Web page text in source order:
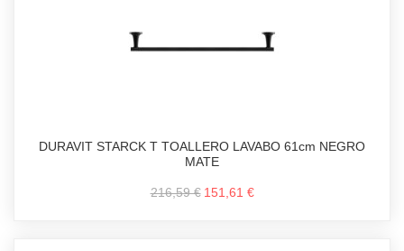
DURAVIT STARCK T TOALLERO LAVABO 61cm NEGRO
MATE
216,59 € 151,61 €